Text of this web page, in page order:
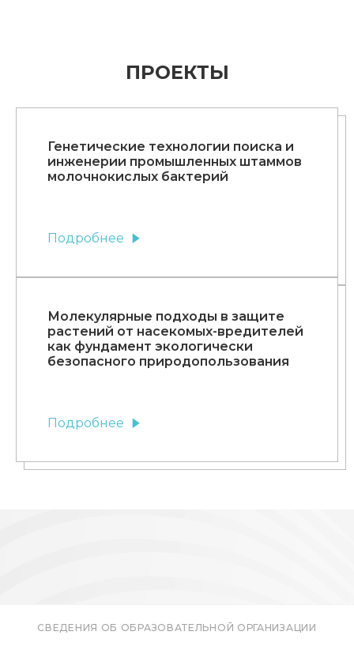
ПРОЕКТЫ
Генетические технологии поиска и
инженерии промышленных штаммов
молочнокислых бактерий
Подробнее
Молекулярные подходы в защите
растений от насекомых-вредителей
как фундамент экологически
безопасного природопользования
Подробнее
СВЕДЕНИЯ ОБ ОБРАЗОВАТЕЛЬНОЙ ОРГАНИЗАЦИИ